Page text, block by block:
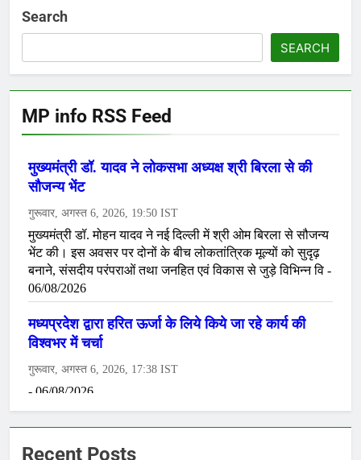
Search
SEARCH
MP info RSS Feed
Recent Posts